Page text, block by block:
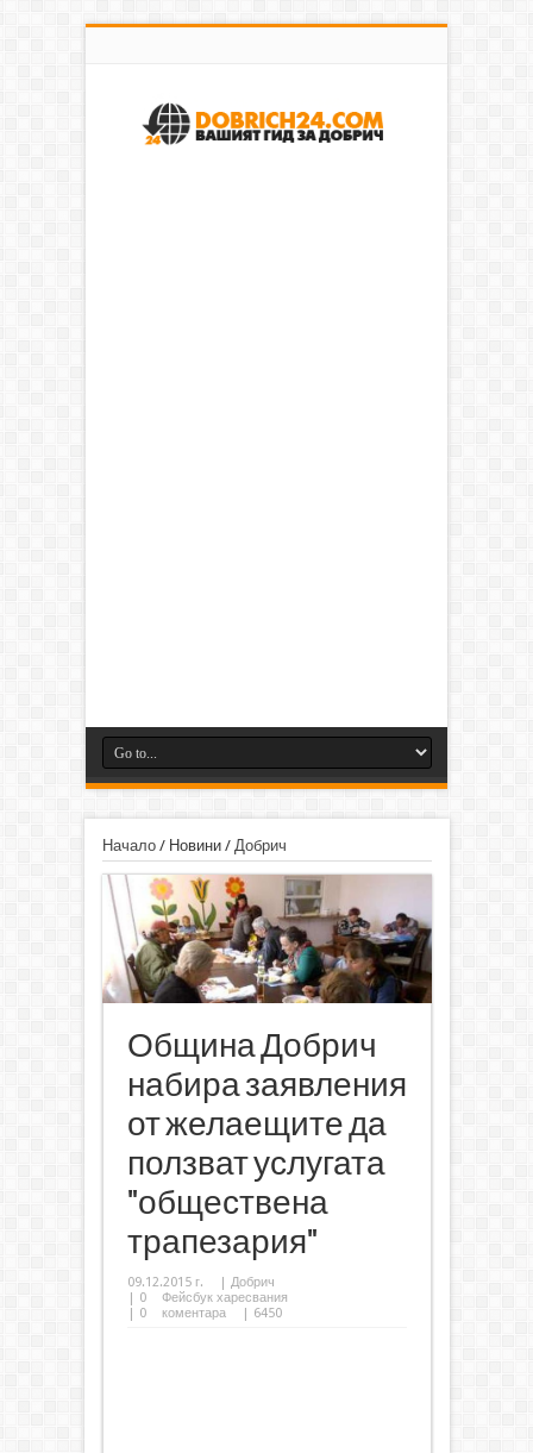
Начало/ Новини/ Добрич
Община Добрич
набира заявления
от желаещите да
ползват услугата
"обществена
трапезария"
09.12.2015 г.
Добрич
0
Фейсбук харесвания
0 коментара | 6450